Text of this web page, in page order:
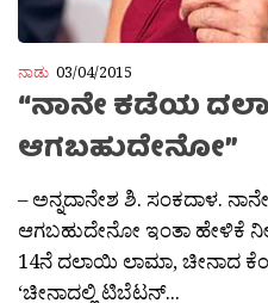
ನಾಡು 03/04/2015
“ನಾನೇ ಕಡೆಯ
ಆಗಬಹುದೇನೋ”
– ಅನ್ನದಾನೇಶ ಶಿ. ಸಂಕದಾಳ.
ಆಗಬಹುದೇನೋ ಇಂತಾ ಹೇಳಿಕೆ
14ನೆ ದಲಾಯಿ ಲಾಮಾ, ಚೀನಾದ
‘ಚೀನಾದಲ್ಲಿ ಟಿಬೆಟನ್...